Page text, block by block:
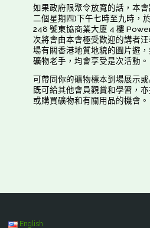
如果政府限聚令放寬的話，本
二個星期四)下午七時至九時，
248 號東協商業大廈 4 樓
次將會由本會極受歡迎的講者
場有關香港地質地貌的圖片遊
礦物老手，均會享受是次活動。
可帶同你的礦物標本到場展示
既可給其他會員觀賞和學習，
或購買礦物和有關用品的機會。
English